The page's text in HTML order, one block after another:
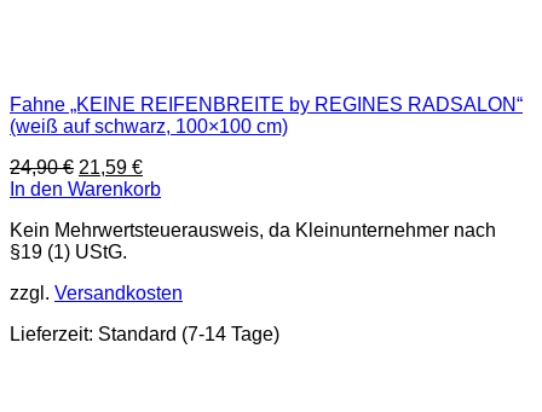
Fahne „KEINE REIFENBREITE by REGINES RADSALON“
(weiß auf schwarz, 100×100 cm)
24,90€ Ursprünglicher
Preis
24,90 €
21,59 €Aktueller
Preis
21,59 €.
In den Warenkorb
Kein Mehrwertsteuerausweis, da Kleinunternehmer nach
§19 (1) UStG.
zzgl. Versandkosten
Lieferzeit: Standard (7-14 Tage)